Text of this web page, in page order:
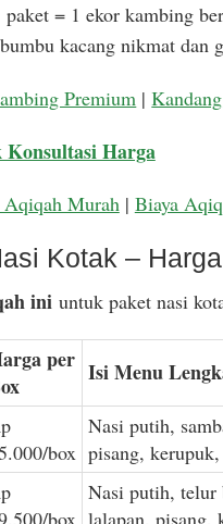
= 1 ekor kambing
kacang nikmat dan
Premium |
Harga
Aqiqah Murah| Biaya
Kotak –
iniuntuk paket nasi
per Isi Menu
box
Nasi putih,
pisang,
box
Nasi putih, telur
lalapan, pisang,